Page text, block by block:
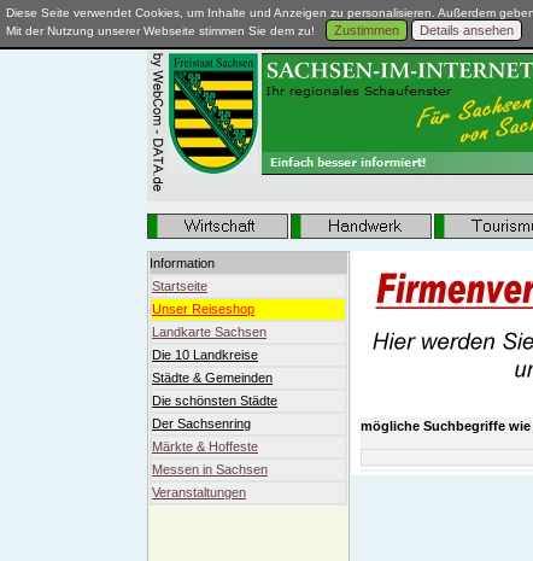
Diese Seite verwendet Cookies, um Inhalte und Anzeigen zu personalisieren. Außerdem
Mit der Nutzung unserer Webseite stimmen Sie dem zu!
Zustimmen Details ansehen
Information
Startseite
Unser Reiseshop
Landkarte Sachsen
Die 10 Landkreise
Städte & Gemeinden
Die schönsten Städte
Der Sachsenring
Märkte & Hoffeste
Messen in Sachsen
Veranstaltungen
mögliche Suchbegriffe wie